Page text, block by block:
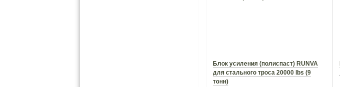
Блок усиления (полиспаст) RUNVA
для стального троса 20000 lbs (9
тонн)